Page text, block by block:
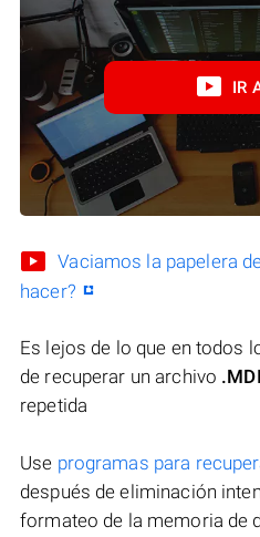
IR
Vaciamos la papelera
hacer?
Es lejos de lo que en todos
de recuperar un archivo .MDI
repetida
Use programas para
después de eliminación
formateo de la memoria de